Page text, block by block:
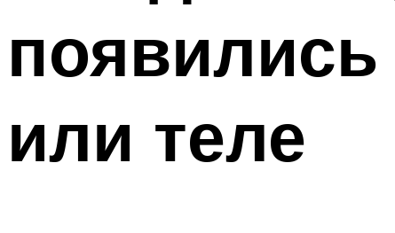
или теле